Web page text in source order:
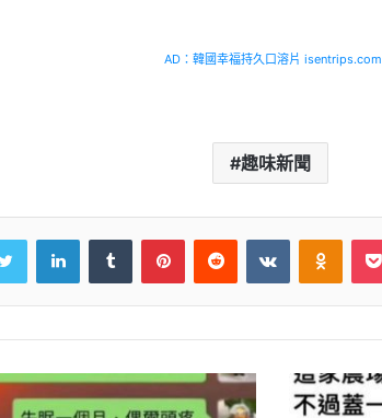
AD：韓國幸福持久口溶片 isentrips.com
趣味新聞